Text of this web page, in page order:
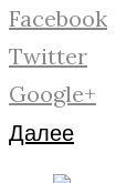
Facebook
Twitter
Google+
Далее